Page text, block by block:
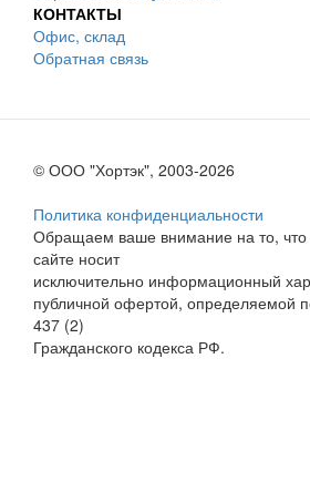
КОНТАКТЫ
Офис, склад
Обратная связь
© ООО "Хортэк", 2003-2026
Политика конфиденциальности
Обращаем ваше внимание на то,
сайте носит
исключительно информационный
публичной офертой, определяемой
437 (2)
Гражданского кодекса РФ.